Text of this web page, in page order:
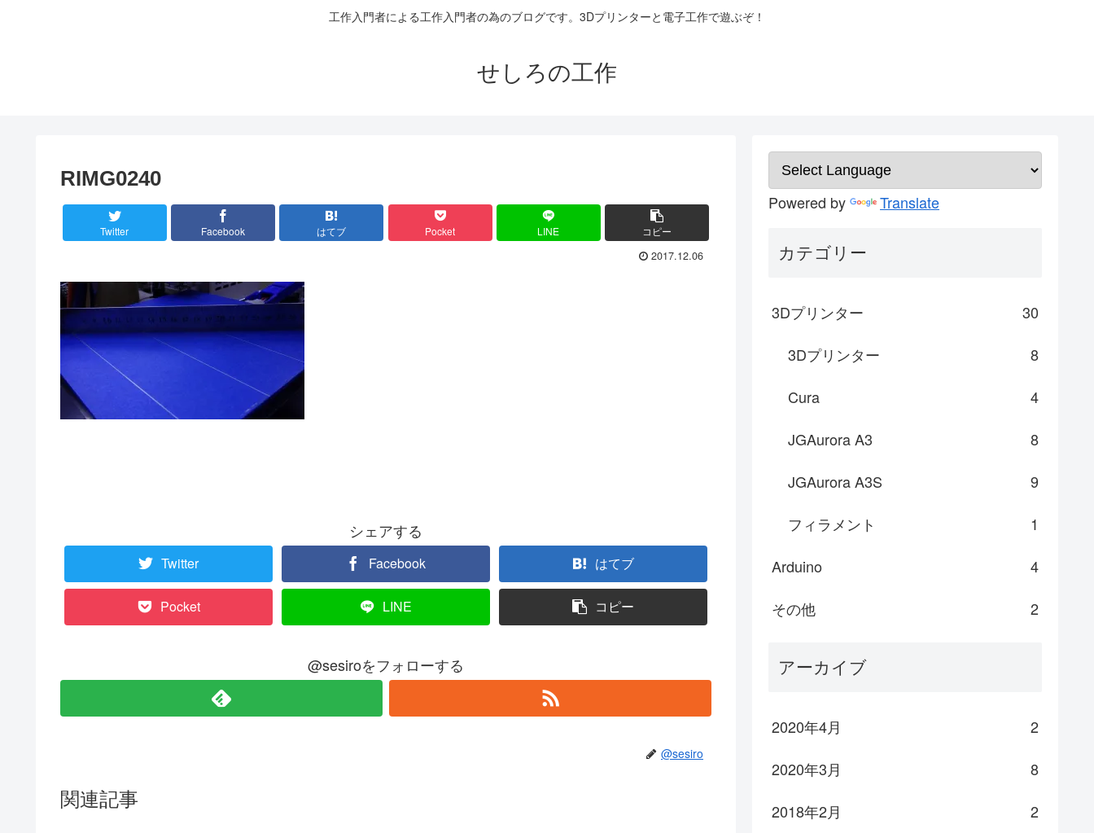
工作入門者による工作入門者の為のブログです。3Dプリンターと電子工作で遊ぶぞ！
せしろの工作
RIMG0240
Twitter Facebook はてブ Pocket LINE コピー
2017.12.06
シェアする
Twitter Facebook はてブ
Pocket LINE コピー
@sesiroをフォローする
@sesiro
関連記事
Powered by Translate
カテゴリー
3Dプリンター
30
3Dプリンター
8
Cura
4
JGAurora A3
8
JGAurora A3S
9
フィラメント
1
Arduino
4
その他
2
アーカイブ
2020年4月
2
2020年3月
8
2018年2月
2